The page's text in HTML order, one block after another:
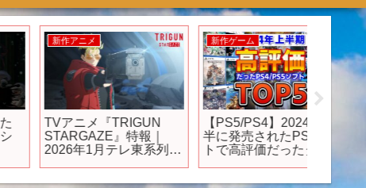
新作アニメ
TVアニメ『TRIGUN
STARGAZE』特報｜
2026年1月テレ東系列に
新作ゲーム
【PS5/PS4】2024年前
半に発売されたPSソフ
トで高評価だったタイ